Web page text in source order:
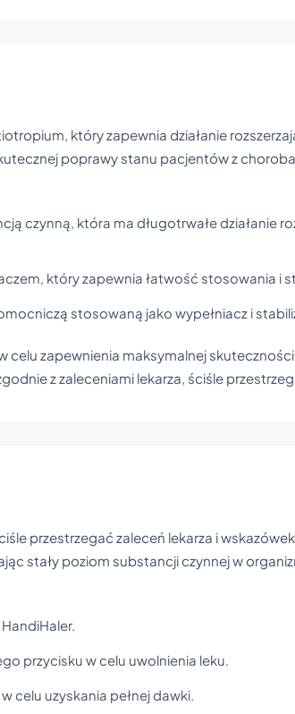
który zapewnia działanie
poprawy stanu pacjentów z
czynną, która ma długotrwałe działanie
który zapewnia łatwość stosowania i
stosowaną jako wypełniacz i
celu zapewnienia maksymalnej
z zaleceniami lekarza, ściśle
przestrzegać zaleceń lekarza i
stały poziom substancji czynnej w
przycisku w celu uwolnienia leku.
celu uzyskania pełnej dawki.